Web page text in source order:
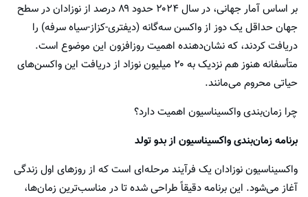
بر اساس آمار جهانی، در سال ۲۰۲۴ حدود ۸۹ درصد از نوزادان در سطح
جهان حداقل یک دوز از واکسن سه‌گانه (دیفتری-کزاز-سیاه سرفه) را
دریافت کردند، که نشان‌دهنده اهمیت روزافزون این موضوع است.
متأسفانه هنوز هم نزدیک به ۲۰ میلیون نوزاد از دریافت این واکسن‌های
حیاتی محروم می‌مانند.
چرا زمان‌بندی واکسیناسیون اهمیت دارد؟
برنامه زمان‌بندی واکسیناسیون از بدو تولد
واکسیناسیون نوزادان یک فرآیند مرحله‌ای است که از روزهای اول زندگی
آغاز می‌شود. این برنامه دقیقاً طراحی شده تا در مناسب‌ترین زمان‌ها،